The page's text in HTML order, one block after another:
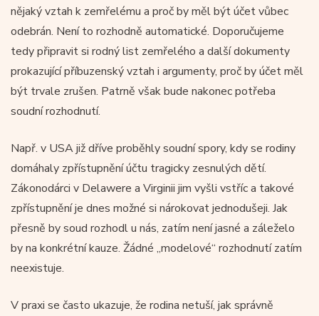
nějaký vztah k zemřelému a proč by měl být účet vůbec
odebrán. Není to rozhodně automatické. Doporučujeme
tedy připravit si rodný list zemřelého a další dokumenty
prokazující příbuzenský vztah i argumenty, proč by účet měl
být trvale zrušen. Patrně však bude nakonec potřeba
soudní rozhodnutí.
Např. v USA již dříve proběhly soudní spory, kdy se rodiny
domáhaly zpřístupnění účtu tragicky zesnulých dětí.
Zákonodárci v Delawere a Virginii jim vyšli vstříc a takové
zpřístupnění je dnes možné si nárokovat jednodušeji. Jak
přesně by soud rozhodl u nás, zatím není jasné a záleželo
by na konkrétní kauze. Žádné „modelové“ rozhodnutí zatím
neexistuje.
V praxi se často ukazuje, že rodina netuší, jak správně